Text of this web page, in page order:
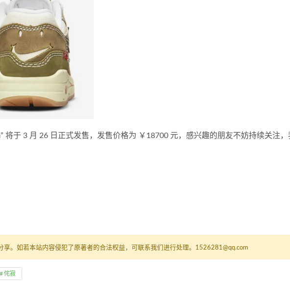
将于 3 月 26 日正式发售，发售价格为 ￥18700 元，感兴趣的朋友不妨持续关注
享。如若本站内容侵犯了原著者的合法权益，可联系我们进行处理。1526281@qq.com
侘寂